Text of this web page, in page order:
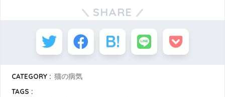
SHARE
CATEGORY : 猫の病気
TAGS :